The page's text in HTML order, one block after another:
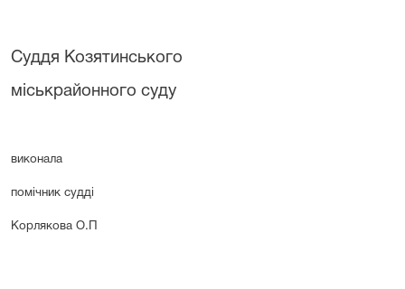
Суддя Козятинського
міськрайонного суду
виконала
помічник судді
Корлякова О.П